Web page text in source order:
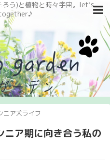
う)と植物と時々宇宙。let’s
ニア犬ライフ
ニア期に向き合う私の